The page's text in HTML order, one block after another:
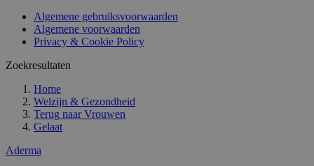
Algemene gebruiksvoorwaarden
Algemene voorwaarden
Privacy & Cookie Policy
Zoekresultaten
Home
Welzijn & Gezondheid
Terug naar Vrouwen
Gelaat
Aderma